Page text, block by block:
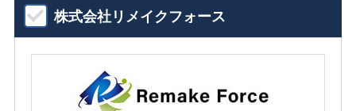
株式会社リメイクフォース